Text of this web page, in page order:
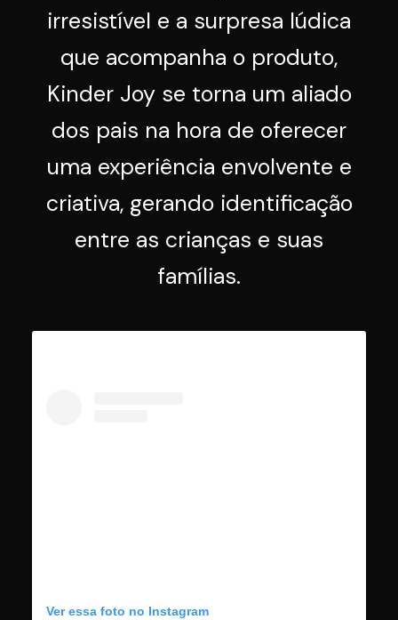
irresistível e a surpresa lúdica
que acompanha o produto,
Kinder Joy se torna um aliado
dos pais na hora de oferecer
uma experiência envolvente e
criativa, gerando identificação
entre as crianças e suas
famílias.
Ver essa foto no Instagram